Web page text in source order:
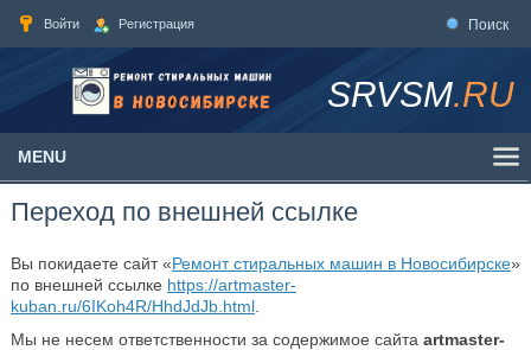
Войти Регистрация Поиск
SRVSM.RU
MENU
Переход по внешней ссылке
Вы покидаете сайт «Ремонт стиральных машин в Новосибирске»
по внешней ссылке https://artmaster-
kuban.ru/6IKoh4R/HhdJdJb.html.
Мы не несем ответственности за содержимое сайта artmaster-